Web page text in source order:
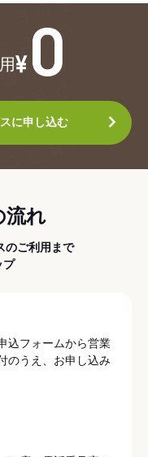
に申し込む
流れ
のご利用まで
プ
込フォームから営業
のうえ、お申し込み